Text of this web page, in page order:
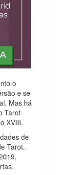
o
e se
Mas há
Tarot
XVIII.
de
Tarot.